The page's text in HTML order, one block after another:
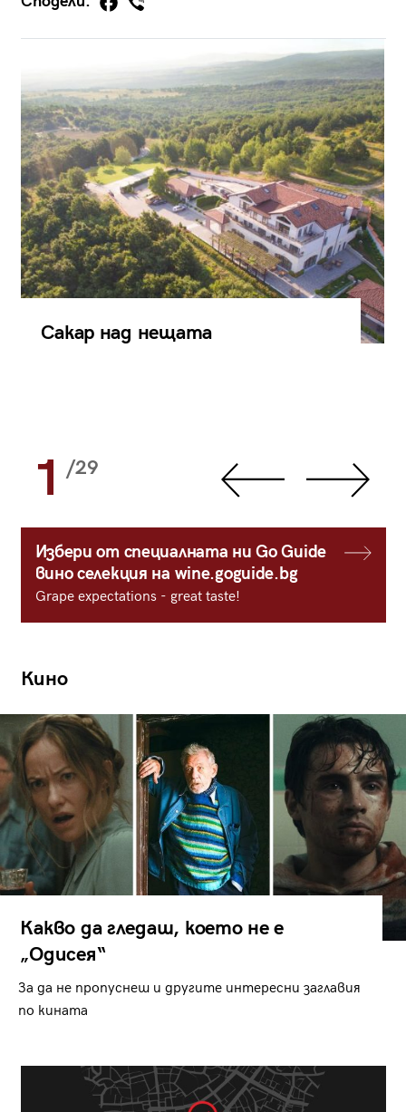
Сакар над нещата
1 /29
Избери от специалната ни Go Guide
вино селекция на wine.goguide.bg
Grape expectations - great taste!
Кино
Какво да гледаш, което не е
„Одисея“
За да не пропуснеш и другите интересни заглавия
по кината